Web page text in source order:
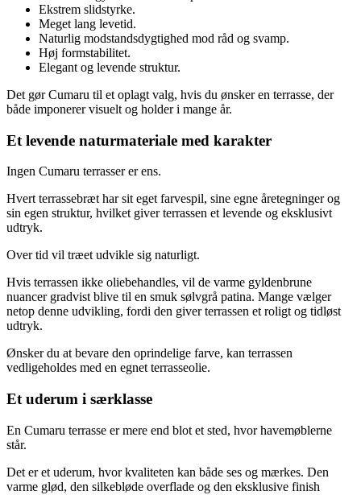
Ekstrem slidstyrke.
Meget lang levetid.
Naturlig modstandsdygtighed mod råd og svamp.
Høj formstabilitet.
Elegant og levende struktur.
Det gør Cumaru til et oplagt valg, hvis du ønsker en terrasse, der
både imponerer visuelt og holder i mange år.
Et levende naturmateriale med karakter
Ingen Cumaru terrasser er ens.
Hvert terrassebræt har sit eget farvespil, sine egne åretegninger og
sin egen struktur, hvilket giver terrassen et levende og eksklusivt
udtryk.
Over tid vil træet udvikle sig naturligt.
Hvis terrassen ikke oliebehandles, vil de varme gyldenbrune
nuancer gradvist blive til en smuk sølvgrå patina. Mange vælger
netop denne udvikling, fordi den giver terrassen et roligt og tidløst
udtryk.
Ønsker du at bevare den oprindelige farve, kan terrassen
vedligeholdes med en egnet terrasseolie.
Et uderum i særklasse
En Cumaru terrasse er mere end blot et sted, hvor havemøblerne
står.
Det er et uderum, hvor kvaliteten kan både ses og mærkes. Den
varme glød, den silkebløde overflade og den eksklusive finish